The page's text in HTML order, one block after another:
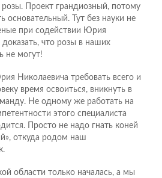
Проект грандиозный, потому
Тут без науки не
при содействии Юрия
что розы в наших
не могут!
Николаевича требовать всего и
время освоиться, вникнуть в
Не одному же работать на
этого специалиста
Просто не надо гнать коней
откуда родом наш
области только началась, а мы